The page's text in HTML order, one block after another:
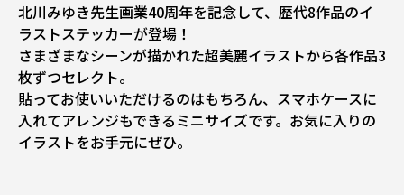
北川みゆき先生画業40周年を記念して、歴代8作品のイ
ラストステッカーが登場！
さまざまなシーンが描かれた超美麗イラストから各作品3
枚ずつセレクト。
貼ってお使いいただけるのはもちろん、スマホケースに
入れてアレンジもできるミニサイズです。お気に入りの
イラストをお手元にぜひ。